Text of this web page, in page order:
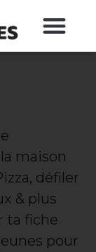
maison
défiler
& plus
ta fiche
pour